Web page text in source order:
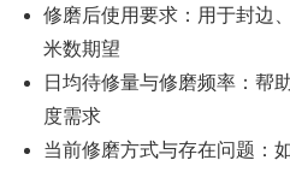
修磨后使用要求：用于封边
米数期望
日均待修量与修磨频率：帮
度需求
当前修磨方式与存在问题：